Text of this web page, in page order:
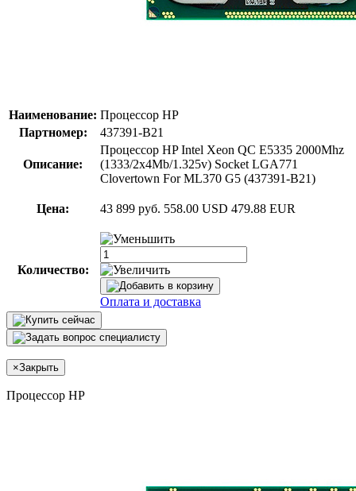
Наименование: Процессор HP
Партномер:
437391-B21
Описание:
Процессор HP Intel Xeon QC E5335 2000Mhz
(1333/2x4Mb/1.325v) Socket LGA771
Clovertown For ML370 G5 (437391-B21)
Цена: 43 899 руб. 558.00 USD 479.88 EUR
Количество:
Оплата и доставка
×Закрыть
Процессор HP